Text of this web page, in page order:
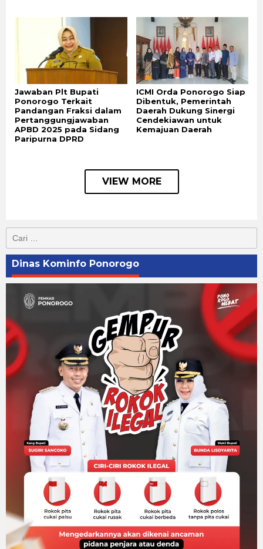
Jawaban Plt Bupati
Ponorogo Terkait
Pandangan Fraksi dalam
Pertanggungjawaban
APBD 2025 pada Sidang
Paripurna DPRD
ICMI Orda Ponorogo Siap
Dibentuk, Pemerintah
Daerah Dukung Sinergi
Cendekiawan untuk
Kemajuan Daerah
VIEW MORE
Cari
untuk:
Dinas Kominfo Ponorogo